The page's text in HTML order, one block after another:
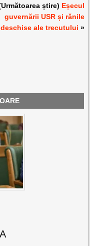
știre) Eșecul
guvernării USR și rănile
deschise ale trecutului »